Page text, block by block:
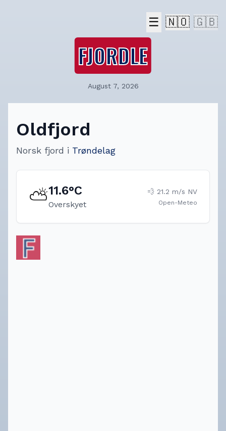
☰ 🇳🇴 🇬🇧
FJORDLE
August 7, 2026
Oldfjord
Norsk fjord i Trøndelag
⛅11.6°C
Overskyet
💨 21.2 m/s NV
Open-Meteo